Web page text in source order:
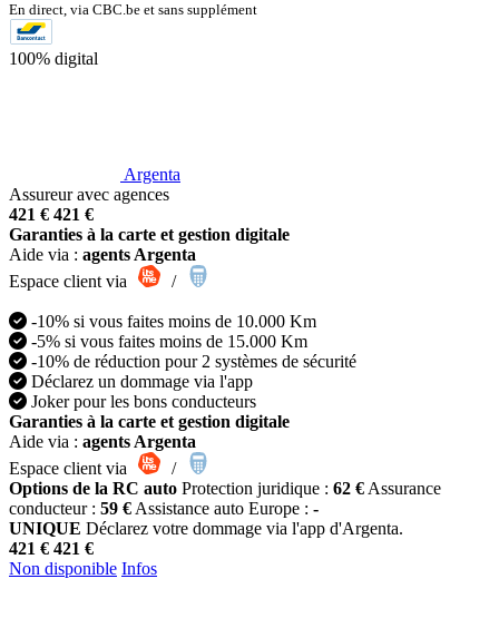
En direct, via CBC.be et sans supplément
100% digital
Argenta
Assureur avec agences
421 € 421 €
Garanties à la carte et gestion digitale
Aide via : agents Argenta
Espace client via
/
-10% si vous faites moins de 10.000 Km
-5% si vous faites moins de 15.000 Km
-10% de réduction pour 2 systèmes de sécurité
Déclarez un dommage via l'app
Joker pour les bons conducteurs
Garanties à la carte et gestion digitale
Aide via : agents Argenta
Espace client via
/
Options de la RC auto Protection juridique : 62 € Assurance
conducteur : 59 € Assistance auto Europe : -
UNIQUE Déclarez votre dommage via l'app d'Argenta.
421 € 421 €
Non disponible Infos